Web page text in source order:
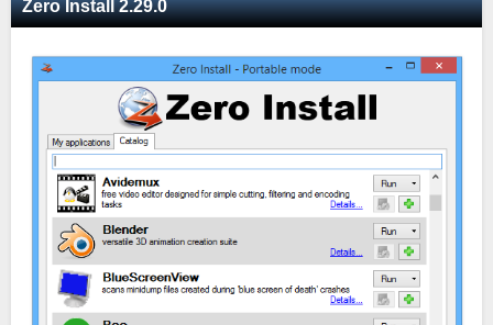
Zero Install 2.29.0